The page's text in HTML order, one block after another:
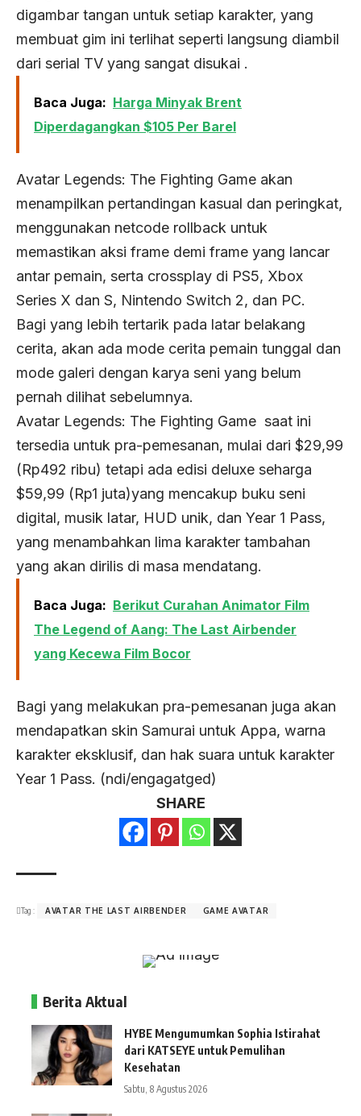
digambar tangan untuk setiap karakter, yang
membuat gim ini terlihat seperti langsung diambil
dari serial TV yang sangat disukai .
Baca Juga: Harga Minyak Brent
Diperdagangkan $105 Per Barel
Avatar Legends: The Fighting Game akan
menampilkan pertandingan kasual dan peringkat,
menggunakan netcode rollback untuk
memastikan aksi frame demi frame yang lancar
antar pemain, serta crossplay di PS5, Xbox
Series X dan S, Nintendo Switch 2, dan PC.
Bagi yang lebih tertarik pada latar belakang
cerita, akan ada mode cerita pemain tunggal dan
mode galeri dengan karya seni yang belum
pernah dilihat sebelumnya.
Avatar Legends: The Fighting Game saat ini
tersedia untuk pra-pemesanan, mulai dari $29,99
(Rp492 ribu) tetapi ada edisi deluxe seharga
$59,99 (Rp1 juta)yang mencakup buku seni
digital, musik latar, HUD unik, dan Year 1 Pass,
yang menambahkan lima karakter tambahan
yang akan dirilis di masa mendatang.
Baca Juga: Berikut Curahan Animator Film
The Legend of Aang: The Last Airbender
yang Kecewa Film Bocor
Bagi yang melakukan pra-pemesanan juga akan
mendapatkan skin Samurai untuk Appa, warna
karakter eksklusif, dan hak suara untuk karakter
Year 1 Pass. (ndi/engagatged)
SHARE
Tag : AVATAR THE LAST AIRBENDER GAME AVATAR
Berita Aktual
HYBE Mengumumkan Sophia Istirahat
dari KATSEYE untuk Pemulihan
Kesehatan
Sabtu, 8 Agustus 2026